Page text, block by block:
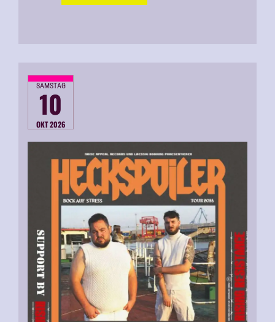
SAMSTAG
10
OKT 2026